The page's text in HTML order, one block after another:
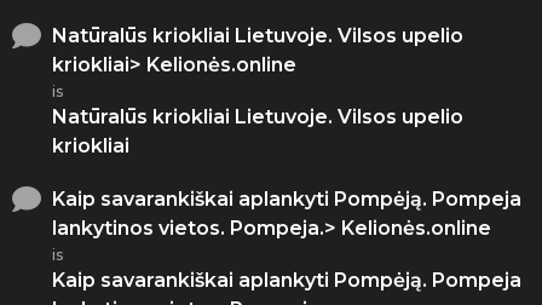
Natūralūs kriokliai Lietuvoje. Vilsos upelio
kriokliai> Kelionės.online
is
Natūralūs kriokliai Lietuvoje. Vilsos upelio
kriokliai
Kaip savarankiškai aplankyti Pompėją. Pompeja
lankytinos vietos. Pompeja.> Kelionės.online
is
Kaip savarankiškai aplankyti Pompėją. Pompeja